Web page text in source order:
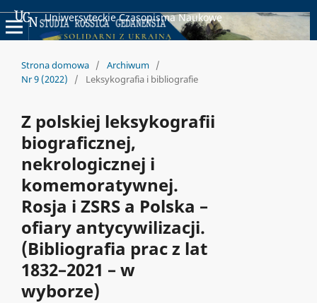
Uniwersyteckie Czasopisma Naukowe
Strona domowa / Archiwum /
Nr 9 (2022)
/ Leksykografia i bibliografie
Z polskiej leksykografii
biograficznej,
nekrologicznej i
komemoratywnej.
Rosja i ZSRS a Polska –
ofiary antycywilizacji.
(Bibliografia prac z lat
1832–2021 – w
wyborze)